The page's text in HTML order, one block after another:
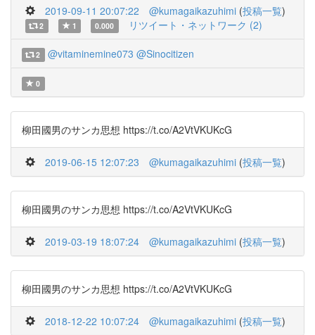
2019-09-11 20:07:22 @kumagaikazuhimi (投稿一覧)
2 1 0.000 リツイート・ネットワーク (2)
2 @vitaminemine073 @Sinocitizen
0
柳田國男のサンカ思想 https://t.co/A2VtVKUKcG
2019-06-15 12:07:23 @kumagaikazuhimi (投稿一覧)
柳田國男のサンカ思想 https://t.co/A2VtVKUKcG
2019-03-19 18:07:24 @kumagaikazuhimi (投稿一覧)
柳田國男のサンカ思想 https://t.co/A2VtVKUKcG
2018-12-22 10:07:24 @kumagaikazuhimi (投稿一覧)